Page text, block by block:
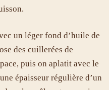
un léger fond d’huile de
des cuillerées de
puis on aplatit avec le
épaisseur régulière d’un